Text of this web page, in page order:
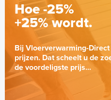
Hoe -25%
+25% wordt.
Bij Vloerverwarming-
prijzen. Dat scheelt u de
de voordeligste prijs...